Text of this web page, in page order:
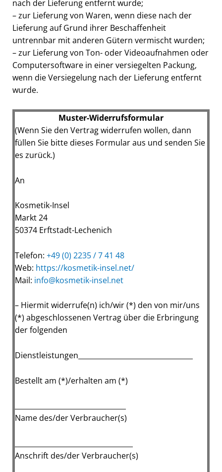
nach der Lieferung entfernt wurde;
– zur Lieferung von Waren, wenn diese nach der
Lieferung auf Grund ihrer Beschaffenheit
untrennbar mit anderen Gütern vermischt wurden;
– zur Lieferung von Ton- oder Videoaufnahmen oder
Computersoftware in einer versiegelten Packung,
wenn die Versiegelung nach der Lieferung entfernt
wurde.
Muster-Widerrufsformular
(Wenn Sie den Vertrag widerrufen wollen, dann
füllen Sie bitte dieses Formular aus und senden Sie
es zurück.)
An
Kosmetik-Insel
Markt 24
50374 Erftstadt-Lechenich
Telefon: +49 (0) 2235 / 7 41 48
Web: https://kosmetik-insel.net/
Mail: info@kosmetik-insel.net
– Hiermit widerrufe(n) ich/wir (*) den von mir/uns
(*) abgeschlossenen Vertrag über die Erbringung
der folgenden
Dienstleistungen_________________________________
Bestellt am (*)/erhalten am (*)
Name des/der Verbraucher(s)
Anschrift des/der Verbraucher(s)